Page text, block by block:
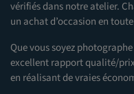
vérifiés dans notre atelier.
un achat d’occasion en
Que vous soyez
excellent rapport qualité/
en réalisant de vraies